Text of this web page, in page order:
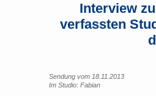
Interview
verfassten
Sendung vom 18.11.2013
Im Studio: Fabian